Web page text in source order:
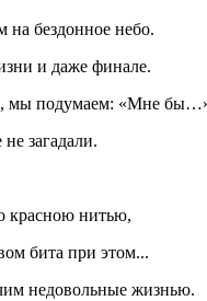
на бездонное небо.
и даже финале.
мы подумаем: «Мне
загадали.
красною нитью,
бита при этом...
недовольные жизнью.